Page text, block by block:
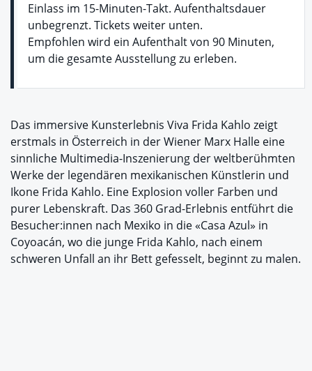
Einlass im 15-Minuten-Takt. Aufenthaltsdauer
unbegrenzt. Tickets weiter unten.
Empfohlen wird ein Aufenthalt von 90 Minuten,
um die gesamte Ausstellung zu erleben.
Das immersive Kunsterlebnis Viva Frida Kahlo zeigt
erstmals in Österreich in der Wiener Marx Halle eine
sinnliche Multimedia-Inszenierung der weltberühmten
Werke der legendären mexikanischen Künstlerin und
Ikone Frida Kahlo. Eine Explosion voller Farben und
purer Lebenskraft. Das 360 Grad-Erlebnis entführt die
Besucher:innen nach Mexiko in die «Casa Azul» in
Coyoacán, wo die junge Frida Kahlo, nach einem
schweren Unfall an ihr Bett gefesselt, beginnt zu malen.